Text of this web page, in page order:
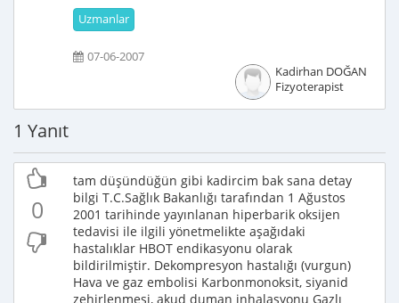
Uzmanlar
07-06-2007
Kadirhan DOĞAN
Fizyoterapist
1 Yanıt
0
tam düşündüğün gibi kadircim bak sana detay
bilgi T.C.Sağlık Bakanlığı tarafından 1 Ağustos
2001 tarihinde yayınlanan hiperbarik oksijen
tedavisi ile ilgili yönetmelikte aşağıdaki
hastalıklar HBOT endikasyonu olarak
bildirilmiştir. Dekompresyon hastalığı (vurgun)
Hava ve gaz embolisi Karbonmonoksit, siyanid
zehirlenmesi, akud duman inhalasyonu Gazlı